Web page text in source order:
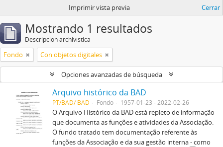
Imprimir vista previa Cerrar
Mostrando 1 resultados
Descripción archivística
Fondo Con objetos digitales
Opciones avanzadas de búsqueda
Arquivo histórico da BAD
PT/BAD/ BAD Fondo 1957-01-23 - 2022-02-26
O Arquivo Histórico da BAD está repleto de informação
que documenta as funções e atividades da Associação.
O fundo tratado tem documentação referente às
funções da Associação e da sua gestão interna - como